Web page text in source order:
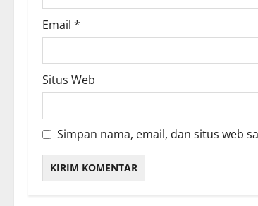
Email *
Situs Web
Simpan nama, email, dan situs web